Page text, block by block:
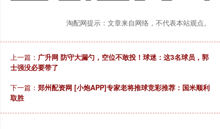
淘配网提示：文章来自网络，不代表本站观点。
上一篇： 广升网 防守大漏勺，空位不敢投！球迷：这3名球员，郭
士强没必要带了
下一篇： 郑州配资网 [小炮APP]专家老将推球竞彩推荐：国米顺利
取胜